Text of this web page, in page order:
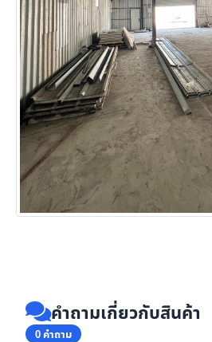
คำถามเกี่ยวกับสินค้า
0 คำถาม